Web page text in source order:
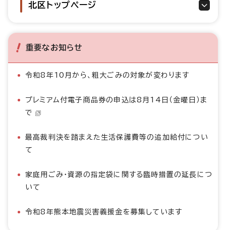
北区トップページ
重要なお知らせ
令和8年10月から、粗大ごみの対象が変わります
プレミアム付電子商品券の申込は8月14日（金曜日）ま
で
最高裁判決を踏まえた生活保護費等の追加給付につい
て
家庭用ごみ・資源の指定袋に関する臨時措置の延長につ
いて
令和8年熊本地震災害義援金を募集しています